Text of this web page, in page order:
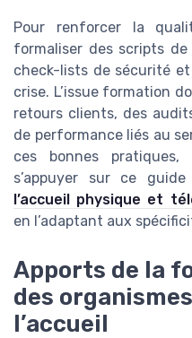
Pour renforcer la
formaliser des scripts
check-lists de sécurité
crise. L’issue formation
retours clients, des
de performance liés au
ces bonnes
s’appuyer sur ce
l’accueil physique et
en l’adaptant aux
Apports de la
des
l’accueil